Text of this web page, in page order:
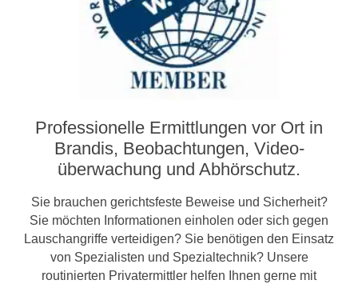
Professionelle Ermittlungen vor Ort in
Brandis, Beobachtungen, Video­­
überwachung und Abhörschutz.
Sie brauchen gerichtsfeste Beweise und Sicherheit?
Sie möchten Informationen einholen oder sich gegen
Lauschangriffe verteidigen? Sie benötigen den Einsatz
von Spezialisten und Spezialtechnik? Unsere
routinierten Privatermittler helfen Ihnen gerne mit